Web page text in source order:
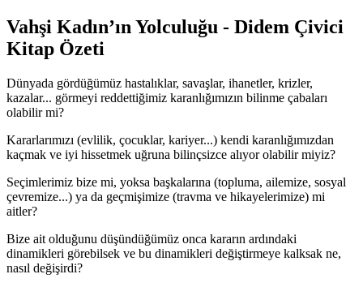
Vahşi Kadın’ın Yolculuğu - Didem Çivici
Kitap Özeti
Dünyada gördüğümüz hastalıklar, savaşlar, ihanetler, krizler,
kazalar... görmeyi reddettiğimiz karanlığımızın bilinme çabaları
olabilir mi?
Kararlarımızı (evlilik, çocuklar, kariyer...) kendi karanlığımızdan
kaçmak ve iyi hissetmek uğruna bilinçsizce alıyor olabilir miyiz?
Seçimlerimiz bize mi, yoksa başkalarına (topluma, ailemize, sosyal
çevremize...) ya da geçmişimize (travma ve hikayelerimize) mi
aitler?
Bize ait olduğunu düşündüğümüz onca kararın ardındaki
dinamikleri görebilsek ve bu dinamikleri değiştirmeye kalksak ne,
nasıl değişirdi?